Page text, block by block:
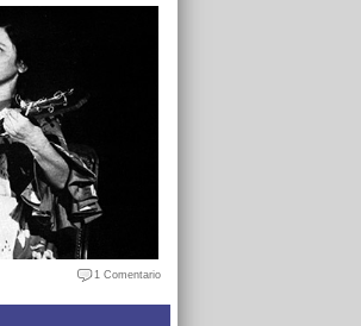
1 Comentario